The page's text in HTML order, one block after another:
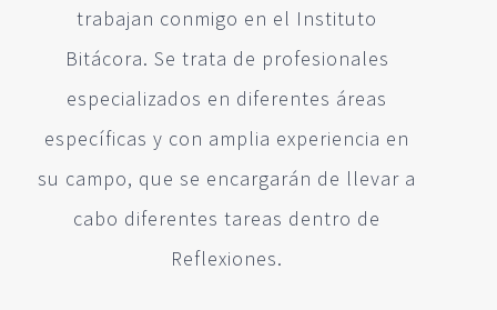
trabajan conmigo en el Instituto
Bitácora. Se trata de profesionales
especializados en diferentes áreas
específicas y con amplia experiencia en
su campo, que se encargarán de llevar a
cabo diferentes tareas dentro de
Reflexiones.